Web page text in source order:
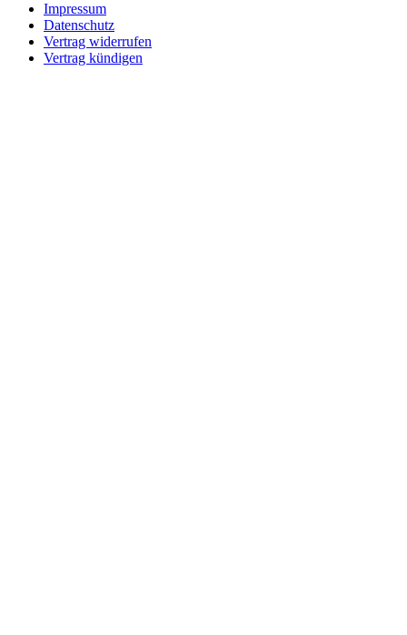
Impressum
Datenschutz
Vertrag widerrufen
Vertrag kündigen